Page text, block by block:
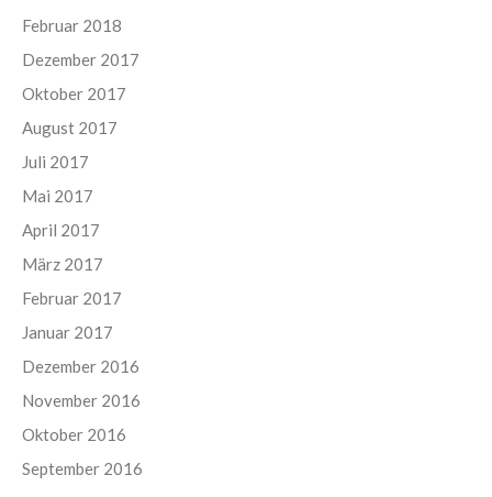
Februar 2018
Dezember 2017
Oktober 2017
August 2017
Juli 2017
Mai 2017
April 2017
März 2017
Februar 2017
Januar 2017
Dezember 2016
November 2016
Oktober 2016
September 2016